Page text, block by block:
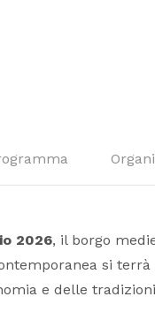
2026, il borgo
si
e delle